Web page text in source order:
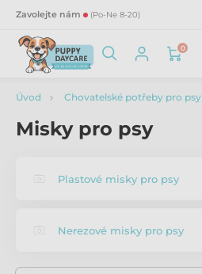
Zavolejte nám (Po-Ne 8-20)
0
Úvod Chovatelské potřeby pro psy
Misky pro psy
Plastové misky pro psy
Nerezové misky pro psy